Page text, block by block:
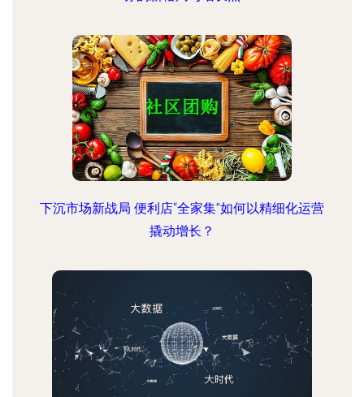
下沉市场新战局 便利店“全家集”如何以精细化运营
撬动增长？